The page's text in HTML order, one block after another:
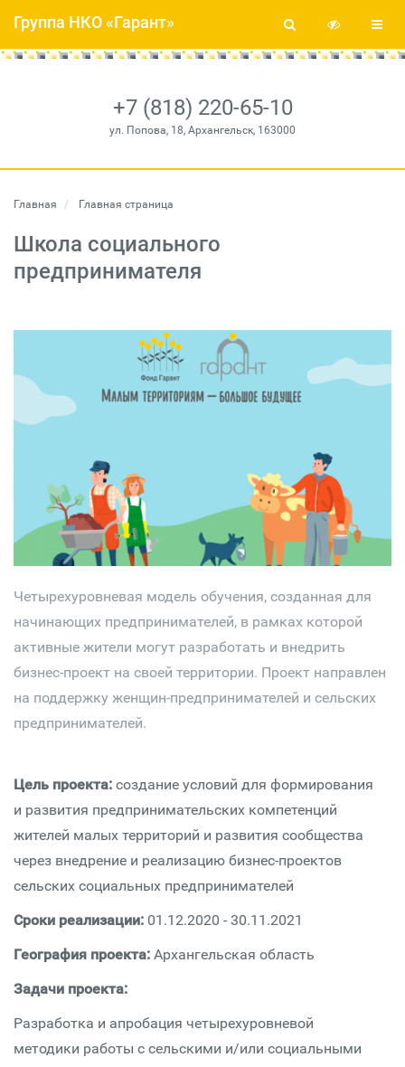
+7 (818) 220-65-10
ул. Попова, 18, Архангельск, 163000
Группа НКО «Гарант»
Главная Главная страница
Школа социального
предпринимателя
Четырехуровневая модель обучения, созданная для
начинающих предпринимателей, в рамках которой
активные жители могут разработать и внедрить
бизнес-проект на своей территории. Проект направлен
на поддержку женщин-предпринимателей и сельских
предпринимателей.
Цель проекта: создание условий для формирования
и развития предпринимательских компетенций
жителей малых территорий и развития сообщества
через внедрение и реализацию бизнес-проектов
сельских социальных предпринимателей
Сроки реализации: 01.12.2020 - 30.11.2021
География проекта: Архангельская область
Задачи проекта:
Разработка и апробация четырехуровневой
методики работы с сельскими и/или социальными